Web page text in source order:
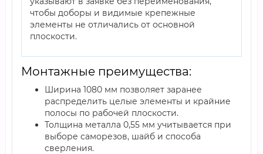
чтобы доборы и видимые крепежные
элементы не отличались от основной
плоскости.
Монтажные преимущества:
Ширина 1080 мм позволяет заранее
распределить целые элементы и крайние
полосы по рабочей плоскости.
Толщина металла 0,55 мм учитывается при
выборе саморезов, шайб и способа
сверления.